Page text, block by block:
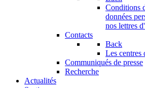
Conditions
données
nos lettres
Contacts
Back
Les centres
Communiqués de presse
Recherche
Actualités